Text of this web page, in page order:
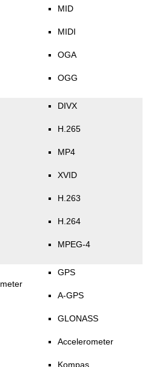
MID
MIDI
OGA
OGG
DIVX
H.265
MP4
XVID
H.263
H.264
MPEG-4
GPS
A-GPS
GLONASS
Accelerometer
Kompas